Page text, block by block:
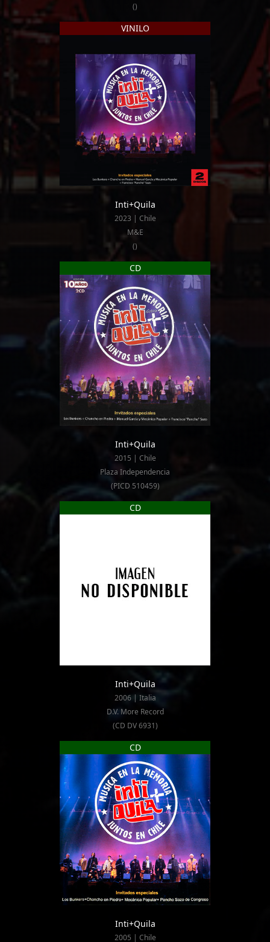
()
VINILO
Inti+Quila
2023 | Chile
M&E
()
CD
Inti+Quila
2015 | Chile
Plaza Independencia
(PICD 510459)
CD
Inti+Quila
2006 | Italia
D.V. More Record
(CD DV 6931)
CD
Inti+Quila
2005 | Chile